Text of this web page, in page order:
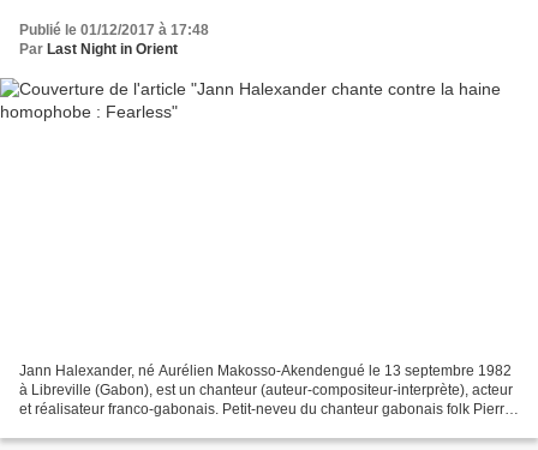
Publié le 01/12/2017 à 17:48
Par Last Night in Orient
Jann Halexander, né Aurélien Makosso-Akendengué le 13 septembre 1982
à Libreville (Gabon), est un chanteur (auteur-compositeur-interprète), acteur
et réalisateur franco-gabonais. Petit-neveu du chanteur gabonais folk Pierre